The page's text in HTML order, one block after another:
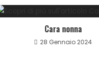
Cara nonna
28 Gennaio 2024